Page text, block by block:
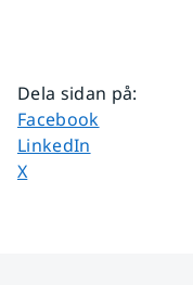
Dela sidan på:
Dela sidan på
Facebook
Dela sidan på
LinkedIn
Dela sidan på
X